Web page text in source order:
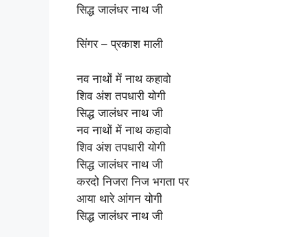
सिद्ध जालंधर नाथ जी
सिंगर – प्रकाश माली
नव नाथों में नाथ कहावो
शिव अंश तपधारी योगी
सिद्ध जालंधर नाथ जी
नव नाथों में नाथ कहावो
शिव अंश तपधारी योगी
सिद्ध जालंधर नाथ जी
करदो निजरा निज भगता पर
आया थारे आंगन योगी
सिद्ध जालंधर नाथ जी